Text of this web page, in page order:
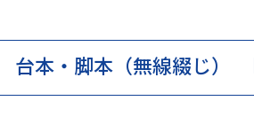
台本・脚本（無線綴じ）